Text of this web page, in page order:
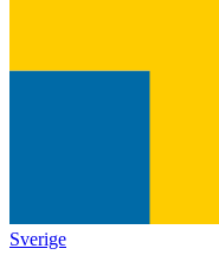
Sverige